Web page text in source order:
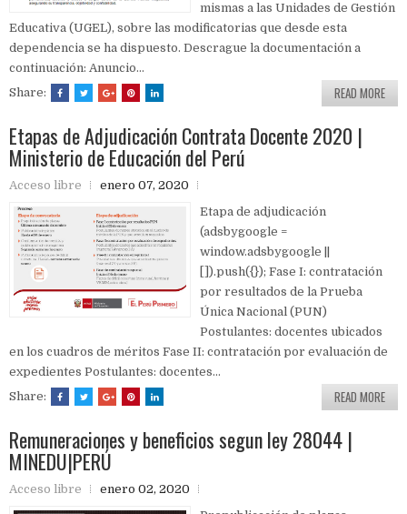
mismas a las Unidades de Gestión
Educativa (UGEL), sobre las modificatorias que desde esta
dependencia se ha dispuesto. Descrague la documentación a
continuación: Anuncio...
Share:
READ MORE
Etapas de Adjudicación Contrata Docente 2020 |
Ministerio de Educación del Perú
Acceso libre
enero 07, 2020
Etapa de adjudicación
(adsbygoogle =
window.adsbygoogle ||
[]).push({}); Fase I: contratación
por resultados de la Prueba
Única Nacional (PUN)
Postulantes: docentes ubicados
en los cuadros de méritos Fase II: contratación por evaluación de
expedientes Postulantes: docentes...
Share:
READ MORE
Remuneraciones y beneficios segun ley 28044 |
MINEDU|PERÚ
Acceso libre
enero 02, 2020